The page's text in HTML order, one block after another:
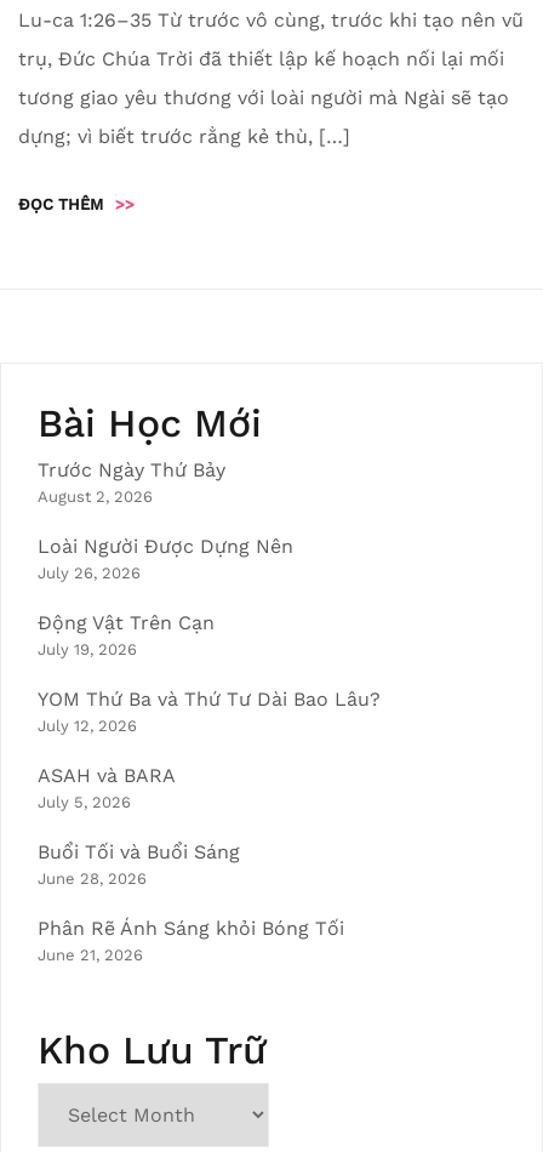
Lu-ca 1:26–35 Từ trước vô cùng, trước khi tạo nên vũ
trụ, Đức Chúa Trời đã thiết lập kế hoạch nối lại mối
tương giao yêu thương với loài người mà Ngài sẽ tạo
dựng; vì biết trước rằng kẻ thù, […]
ĐỌC THÊM >>
Bài Học Mới
Trước Ngày Thứ Bảy
August 2, 2026
Loài Người Được Dựng Nên
July 26, 2026
Động Vật Trên Cạn
July 19, 2026
YOM Thứ Ba và Thứ Tư Dài Bao Lâu?
July 12, 2026
ASAH và BARA
July 5, 2026
Buổi Tối và Buổi Sáng
June 28, 2026
Phân Rẽ Ánh Sáng khỏi Bóng Tối
June 21, 2026
Kho Lưu Trữ